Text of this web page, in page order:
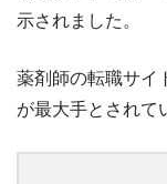
示されました。
薬剤師の転職サイ
が最大手とされて